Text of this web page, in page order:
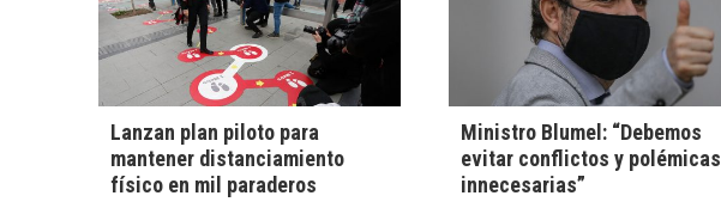
Lanzan plan piloto para
mantener distanciamiento
físico en mil paraderos
Ministro Blumel: “Debemos
evitar conflictos y polémicas
innecesarias”